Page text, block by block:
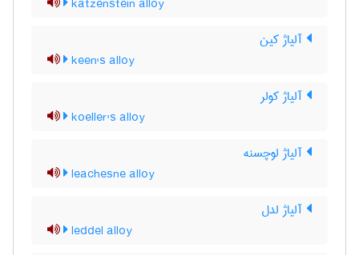
آلیاژ کین
keen's alloy
آلیاژ کولر
koeller's alloy
آلیاژ لوچسنه
leachesne alloy
آلیاژ لدل
leddel alloy